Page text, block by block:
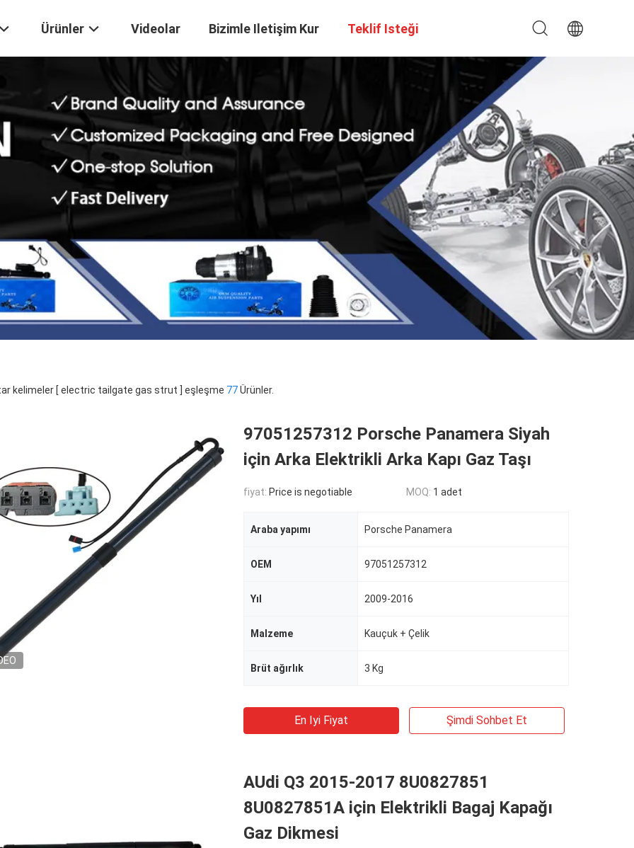
Ürünler Videolar Bizimle Iletişim Kur Teklif Isteği
kelimeler [ electric tailgate gas strut ] eşleşme 77Ürünler.
97051257312 Porsche Panamera Siyah
için Arka Elektrikli Arka Kapı Gaz Taşı
fiyat: Price is negotiable MOQ: 1 adet
Araba yapımı Porsche Panamera
OEM 97051257312
Yıl 2009-2016
Malzeme Kauçuk + Çelik
Brüt ağırlık 3 Kg
En Iyi Fiyat Şimdi Sohbet Et
AUdi Q3 2015-2017 8U0827851
8U0827851A için Elektrikli Bagaj Kapağı
Gaz Dikmesi